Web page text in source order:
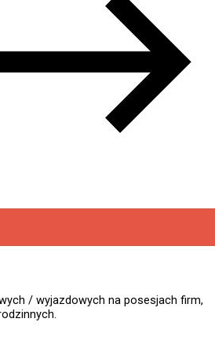
/ wyjazdowych na posesjach firm,